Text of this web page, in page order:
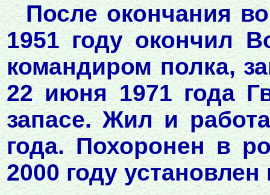
После окончания
1951 году окончил
командиром полка,
22 июня 1971 года
запасе. Жил и
года. Похоронен в
2000 году